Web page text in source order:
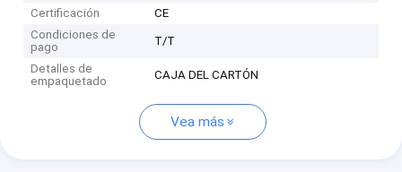
Certificación
CE
Condiciones de
pago
T/T
Detalles de
empaquetado
CAJA DEL CARTÓN
Vea más